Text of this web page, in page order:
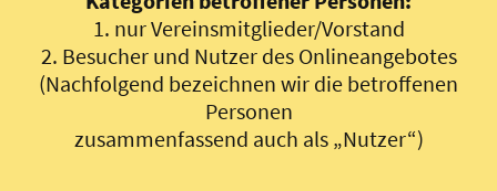
1. nur Vereinsmitglieder/Vorstand
2. Besucher und Nutzer des Onlineangebotes
(Nachfolgend bezeichnen wir die betroffenen
Personen
zusammenfassend auch als „Nutzer“)